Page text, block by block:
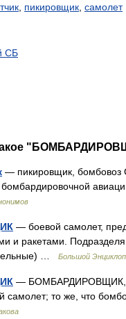
пикировщик самолет
СБ
— пикировщик, бомбовоз
— боевой самолет,
и ракетами.
…
Большой
— БОМБАРДИРОВЩИК,
самолет; то же, что